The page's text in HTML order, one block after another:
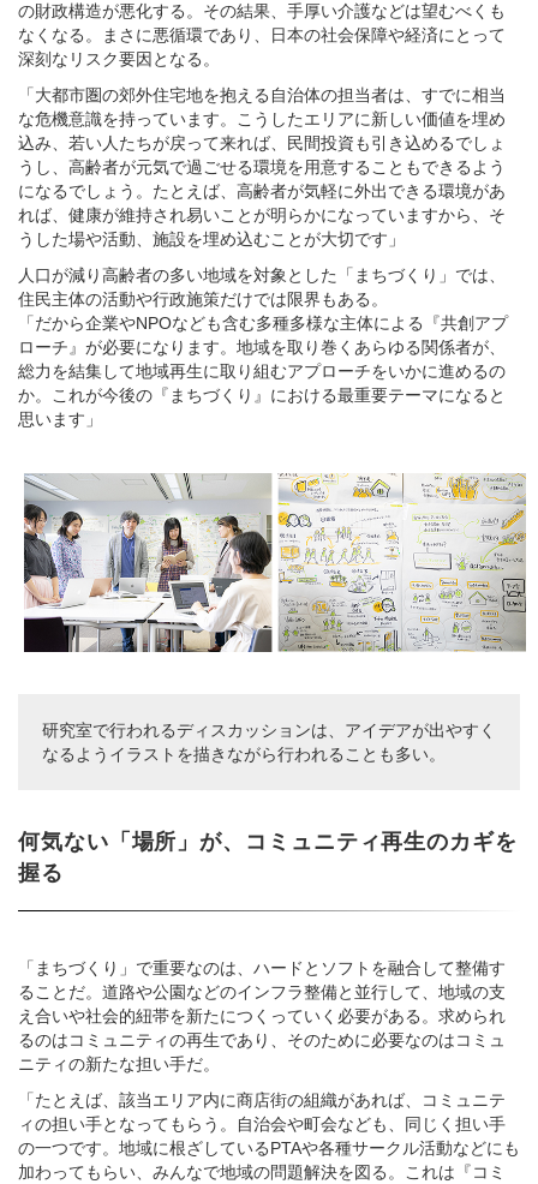
の財政構造が悪化する。その結果、手厚い介護などは望むべくも
なくなる。まさに悪循環であり、日本の社会保障や経済にとって
深刻なリスク要因となる。
「大都市圏の郊外住宅地を抱える自治体の担当者は、すでに相当
な危機意識を持っています。こうしたエリアに新しい価値を埋め
込み、若い人たちが戻って来れば、民間投資も引き込めるでしょ
うし、高齢者が元気で過ごせる環境を用意することもできるよう
になるでしょう。たとえば、高齢者が気軽に外出できる環境があ
れば、健康が維持され易いことが明らかになっていますから、そ
うした場や活動、施設を埋め込むことが大切です」
人口が減り高齢者の多い地域を対象とした「まちづくり」では、
住民主体の活動や行政施策だけでは限界もある。
「だから企業やNPOなども含む多種多様な主体による『共創アプ
ローチ』が必要になります。地域を取り巻くあらゆる関係者が、
総力を結集して地域再生に取り組むアプローチをいかに進めるの
か。これが今後の『まちづくり』における最重要テーマになると
思います」
研究室で行われるディスカッションは、アイデアが出やすく
なるようイラストを描きながら行われることも多い。
何気ない「場所」が、コミュニティ再生のカギを
握る
「まちづくり」で重要なのは、ハードとソフトを融合して整備す
ることだ。道路や公園などのインフラ整備と並行して、地域の支
え合いや社会的紐帯を新たにつくっていく必要がある。求められ
るのはコミュニティの再生であり、そのために必要なのはコミュ
ニティの新たな担い手だ。
「たとえば、該当エリア内に商店街の組織があれば、コミュニテ
ィの担い手となってもらう。自治会や町会なども、同じく担い手
の一つです。地域に根ざしているPTAや各種サークル活動などにも
加わってもらい、みんなで地域の問題解決を図る。これは『コミ